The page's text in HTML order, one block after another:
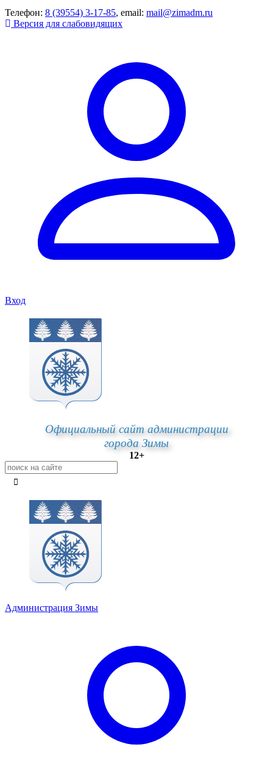
Телефон: 8 (39554) 3-17-85, email: mail@zimadm.ru
Версия для слабовидящих
Вход
Официальный сайт администрации
города Зимы
12+
Администрация Зимы